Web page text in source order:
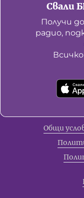
Свали
Получи
радио,
Общи